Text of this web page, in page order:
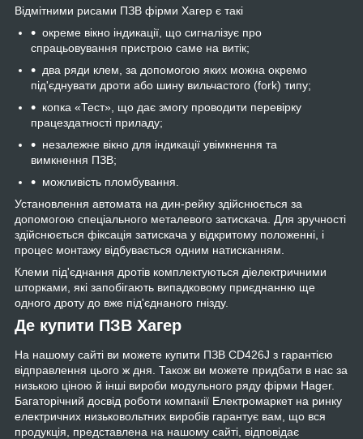
Відмітними рисами ПЗВ фірми Хагер є такі
окреме вікно індикації, що сигналізує про
спрацьовування пристрою саме на витік;
два ряди клем, за допомогою яких можна окремо
під'єднувати дроти або шину вильчастого (fork) типу;
копка «Тест», що дає змогу проводити перевірку
працездатності приладу;
незалежне вікно для індикації увімкнення та
вимкнення ПЗВ;
можливість пломбування.
Установлення автомата на дин-рейку здійснюється за
допомогою спеціального металевого затискача. Для зручності
здійснюється фіксація затискача у відкритому положенні, і
процес монтажу відбувається одним натисканням.
Клеми під'єднання дротів комплектуються діелектричними
шторками, які запобігають випадковому приєднанню ще
одного дроту до вже під'єднаного гнізду.
Де купити ПЗВ Хагер
На нашому сайті ви можете купити ПЗВ CD426J з гарантією
відправлення цього ж дня. Також ви можете придбати в нас за
низькою ціною й інші вироби модульного ряду фірми Hager.
Багаторічний досвід роботи компанії Електромаркет на ринку
електричних низьковольтних виробів гарантує вам, що вся
продукція, представлена на нашому сайті, відповідає